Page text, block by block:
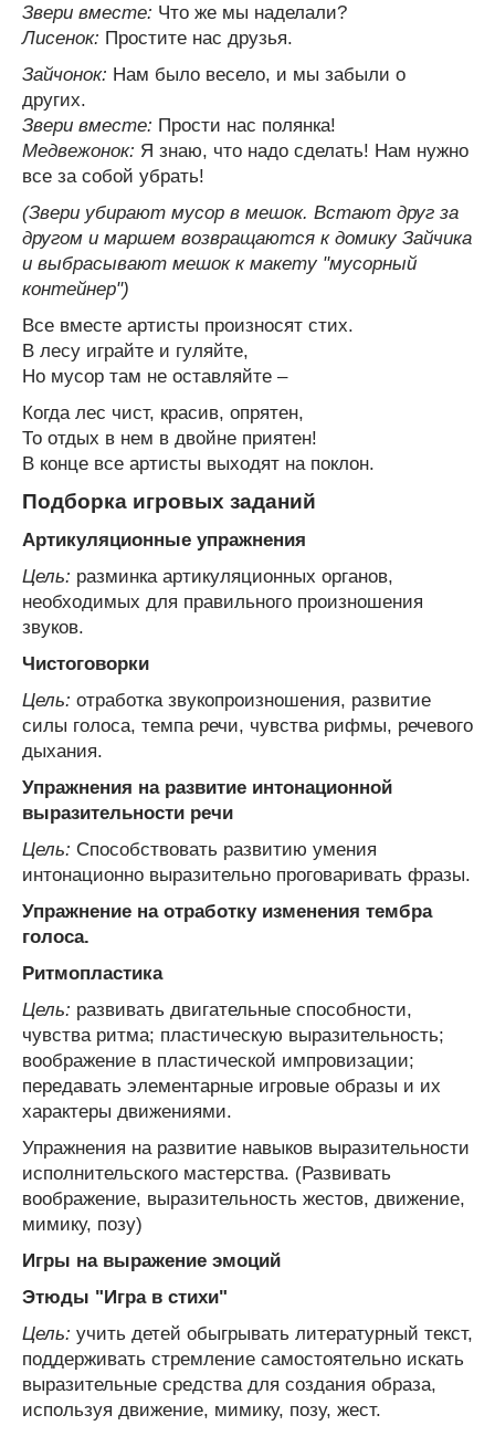
Звери вместе: Что же мы наделали?
Лисенок: Простите нас друзья.
Зайчонок: Нам было весело, и мы забыли о
других.
Звери вместе: Прости нас полянка!
Медвежонок: Я знаю, что надо сделать! Нам нужно
все за собой убрать!
(Звери убирают мусор в мешок. Встают друг за
другом и маршем возвращаются к домику Зайчика
и выбрасывают мешок к макету "мусорный
контейнер")
Все вместе артисты произносят стих.
В лесу играйте и гуляйте,
Но мусор там не оставляйте –
Когда лес чист, красив, опрятен,
То отдых в нем в двойне приятен!
В конце все артисты выходят на поклон.
Подборка игровых заданий
Артикуляционные упражнения
Цель: разминка артикуляционных органов,
необходимых для правильного произношения
звуков.
Чистоговорки
Цель: отработка звукопроизношения, развитие
силы голоса, темпа речи, чувства рифмы, речевого
дыхания.
Упражнения на развитие интонационной
выразительности речи
Цель: Способствовать развитию умения
интонационно выразительно проговаривать фразы.
Упражнение на отработку изменения тембра
голоса.
Ритмопластика
Цель: развивать двигательные способности,
чувства ритма; пластическую выразительность;
воображение в пластической импровизации;
передавать элементарные игровые образы и их
характеры движениями.
Упражнения на развитие навыков выразительности
исполнительского мастерства. (Развивать
воображение, выразительность жестов, движение,
мимику, позу)
Игры на выражение эмоций
Этюды "Игра в стихи"
Цель: учить детей обыгрывать литературный текст,
поддерживать стремление самостоятельно искать
выразительные средства для создания образа,
используя движение, мимику, позу, жест.